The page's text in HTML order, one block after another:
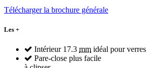
Télécharger la brochure générale
Les +
Intérieur 17.3 mm idéal pour
Pare-close plus facile